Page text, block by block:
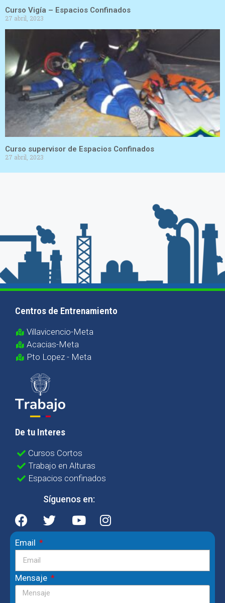
Curso Vigía – Espacios Confinados
27 abril, 2023
Curso supervisor de Espacios Confinados
27 abril, 2023
Centros de Entrenamiento
Villavicencio-Meta
Acacias-Meta
Pto Lopez - Meta
De tu Interes
Cursos Cortos
Trabajo en Alturas
Espacios confinados
Síguenos en:
Email
Mensaje